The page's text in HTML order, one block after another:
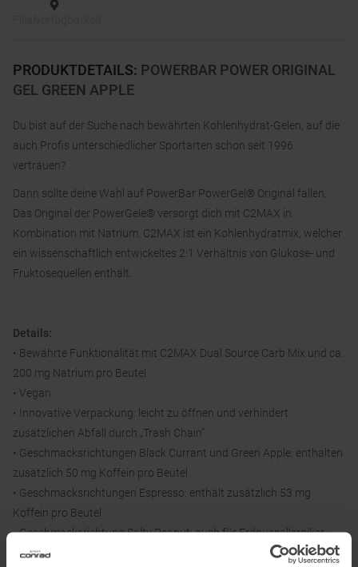
PRODUKTDETAILS: POWERBAR POWER ORIGINAL
GEL GREEN APPLE
Du bist auf der Suche nach bewährten Kohlenhydrat-Gelen, auf die
auch Profis unterschiedlicher Sportarten schon seit 1996
vertrauen?
Dann sollte deine Wahl auf PowerBar PowerGel® Original fallen.
Das Original der PowerGele® versorgt dich mit C2MAX in
Kombination mit Natrium. C2MAX ist ein Kohlenhydratmix, welcher
ein wissenschaftlich entwickeltes 2:1 Verhältnis von Glukose- und
Fruktosequellen enthält.
Details:
• Bewährte Funktionalität mit C2MAX Dual Source Carb Mix und ca.
200 mg Natrium pro Beutel
• Vegan
• Innovative Verpackung: leicht zu öffnen und verhindert
zusätzlichen Abfall durch „Trash Chain“
• Geschmacksrichtungen Black Currant und Green Apple: enthalten
zusätzlich 50 mg Koffein pro Beutel
• Geschmacksrichtungen Espresso: enthält zusätzlich 53 mg
Koffein pro Beutel
• Geschmacksrichtung Salty Peanut: auch für Erdnussallergiker
geeignet